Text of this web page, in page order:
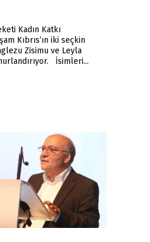
Kadın Katkı
Kıbrıs’ın iki seçkin
Zisimu ve Leyla
İsimleri